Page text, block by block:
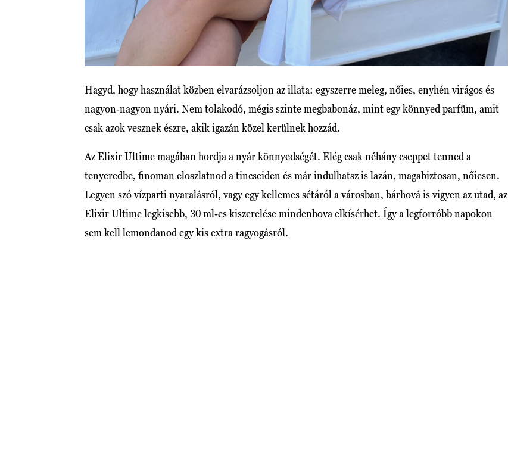
Hagyd, hogy használat közben elvarázsoljon az illata: egyszerre meleg, nőies, enyhén virágos és
nagyon-nagyon nyári. Nem tolakodó, mégis szinte megbabonáz, mint egy könnyed parfüm, amit
csak azok vesznek észre, akik igazán közel kerülnek hozzád.
Az Elixir Ultime magában hordja a nyár könnyedségét. Elég csak néhány cseppet tenned a
tenyeredbe, finoman eloszlatnod a tincseiden és már indulhatsz is lazán, magabiztosan, nőiesen.
Legyen szó vízparti nyaralásról, vagy egy kellemes sétáról a városban, bárhová is vigyen az utad, az
Elixir Ultime legkisebb, 30 ml-es kiszerelése mindenhova elkísérhet. Így a legforróbb napokon
sem kell lemondanod egy kis extra ragyogásról.